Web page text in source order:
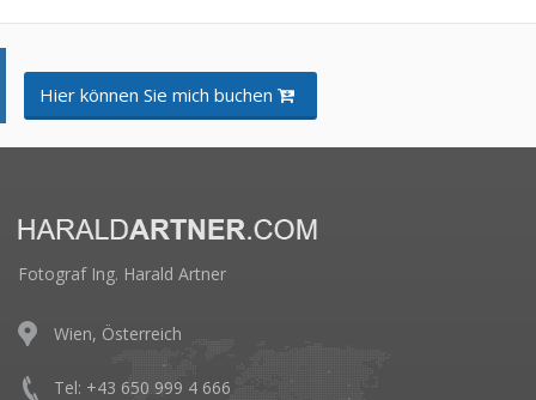
Hier können Sie mich buchen
Fotograf Ing. Harald Artner
Wien, Österreich
Tel: +43 650 999 4 666